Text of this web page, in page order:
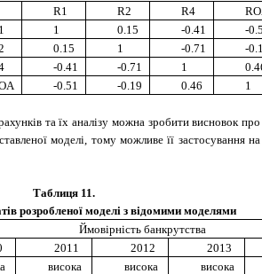
R1
R2 R4
1 0.15 -0.41
-
0.15 1 -0.71
-
-0.41 -0.71 1
-0.51 -0.19 0.46 1
та їх аналізу можна зробити висновок про
моделі, тому можливе її застосування на
Таблиця 11.
розробленої моделі з відомими моделями
Ймовірність банкрутства
2011 201 2 201 3
висока висока висока